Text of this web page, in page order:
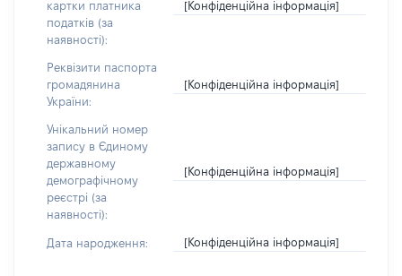
картки платника
податків (за
наявності):
[Конфіденційна інформація]
Реквізити паспорта
громадянина
України:
[Конфіденційна інформація]
Унікальний номер
запису в Єдиному
державному
демографічному
реєстрі (за
наявності):
[Конфіденційна інформація]
Дата народження: [Конфіденційна інформація]